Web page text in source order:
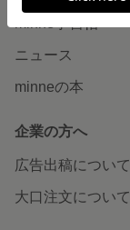
ニュース
minneの本
企業の方へ
広告出稿について
大口注文について